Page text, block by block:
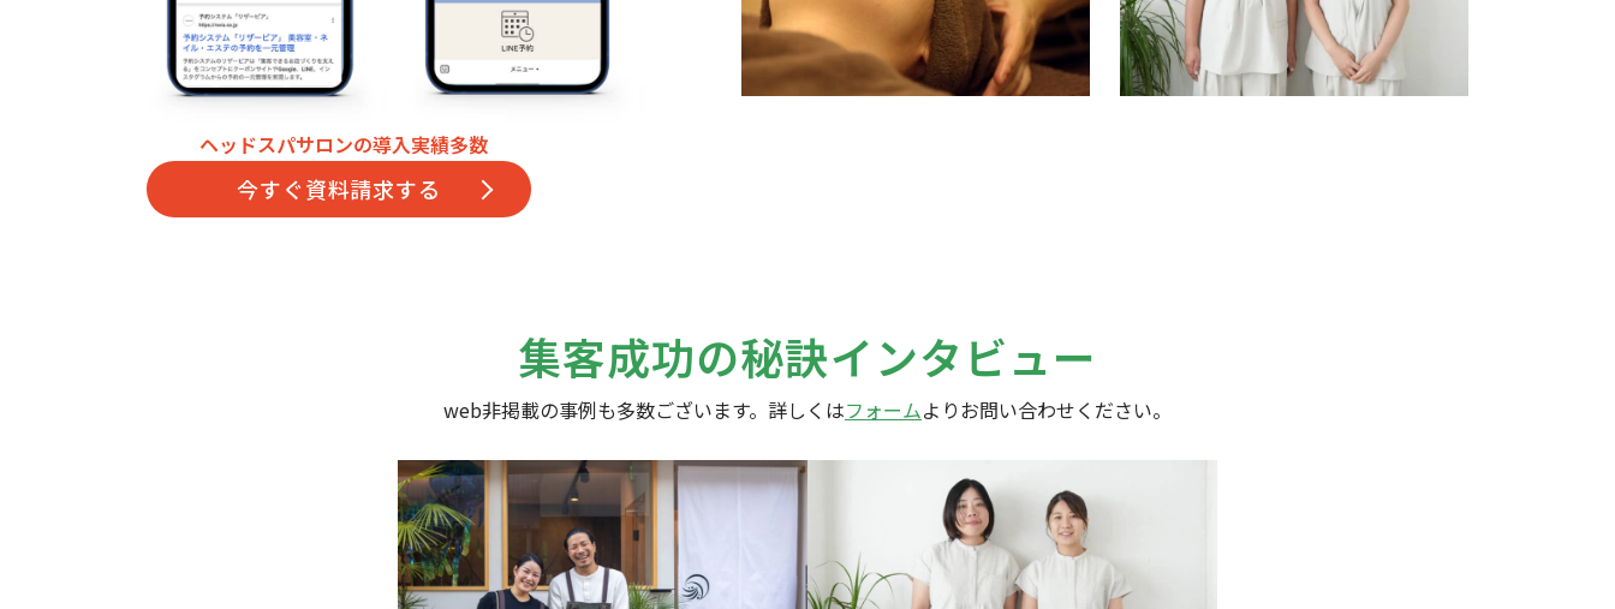
ヘッドスパサロンの導入実績多数
今すぐ資料請求する
集客成功の秘訣インタビュー
web非掲載の事例も多数ございます。 詳しくはフォームよりお問い合わせください。